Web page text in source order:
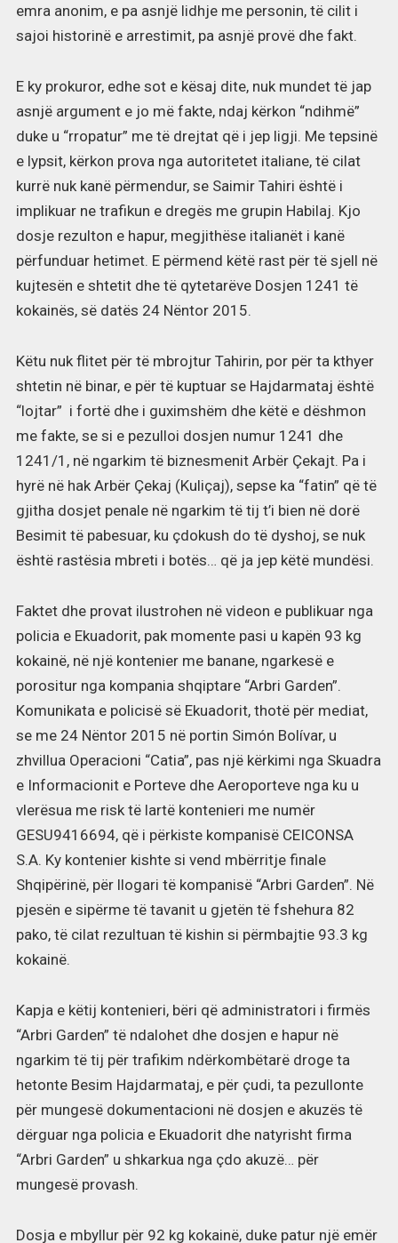
emra anonim, e pa asnjë lidhje me personin, të cilit i
sajoi historinë e arrestimit, pa asnjë provë dhe fakt.
E ky prokuror, edhe sot e kësaj dite, nuk mundet të jap
asnjë argument e jo më fakte, ndaj kërkon “ndihmë”
duke u “rropatur” me të drejtat që i jep ligji. Me tepsinë
e lypsit, kërkon prova nga autoritetet italiane, të cilat
kurrë nuk kanë përmendur, se Saimir Tahiri është i
implikuar ne trafikun e dregës me grupin Habilaj. Kjo
dosje rezulton e hapur, megjithëse italianët i kanë
përfunduar hetimet. E përmend këtë rast për të sjell në
kujtesën e shtetit dhe të qytetarëve Dosjen 1241 të
kokainës, së datës 24 Nëntor 2015.
Këtu nuk flitet për të mbrojtur Tahirin, por për ta kthyer
shtetin në binar, e për të kuptuar se Hajdarmataj është
“lojtar” i fortë dhe i guximshëm dhe këtë e dëshmon
me fakte, se si e pezulloi dosjen numur 1241 dhe
1241/1, në ngarkim të biznesmenit Arbër Çekajt. Pa i
hyrë në hak Arbër Çekaj (Kuliçaj), sepse ka “fatin” që të
gjitha dosjet penale në ngarkim të tij t’i bien në dorë
Besimit të pabesuar, ku çdokush do të dyshoj, se nuk
është rastësia mbreti i botës… që ja jep këtë mundësi.
Faktet dhe provat ilustrohen në videon e publikuar nga
policia e Ekuadorit, pak momente pasi u kapën 93 kg
kokainë, në një kontenier me banane, ngarkesë e
porositur nga kompania shqiptare “Arbri Garden”.
Komunikata e policisë së Ekuadorit, thotë për mediat,
se me 24 Nëntor 2015 në portin Simón Bolívar, u
zhvillua Operacioni “Catia”, pas një kërkimi nga Skuadra
e Informacionit e Porteve dhe Aeroporteve nga ku u
vlerësua me risk të lartë kontenieri me numër
GESU9416694, që i përkiste kompanisë CEICONSA
S.A. Ky kontenier kishte si vend mbërritje finale
Shqipërinë, për llogari të kompanisë “Arbri Garden”. Në
pjesën e sipërme të tavanit u gjetën të fshehura 82
pako, të cilat rezultuan të kishin si përmbajtie 93.3 kg
kokainë.
Kapja e këtij kontenieri, bëri që administratori i firmës
“Arbri Garden” të ndalohet dhe dosjen e hapur në
ngarkim të tij për trafikim ndërkombëtarë droge ta
hetonte Besim Hajdarmataj, e për çudi, ta pezullonte
për mungesë dokumentacioni në dosjen e akuzës të
dërguar nga policia e Ekuadorit dhe natyrisht firma
“Arbri Garden” u shkarkua nga çdo akuzë… për
mungesë provash.
Dosja e mbyllur për 92 kg kokainë, duke patur një emër